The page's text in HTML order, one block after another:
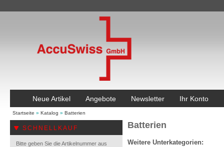
Neue Artikel Angebote Newsletter Ihr Konto
Startseite » Katalog » Batterien
SCHNELLKAUF
Bitte geben Sie die Artikelnummer aus
Batterien
Weitere Unterkategorien: